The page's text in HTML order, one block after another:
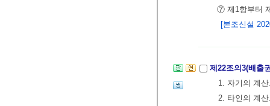
⑦ 제1항부터
[본조신설
제22조의3(배출
1. 자기의 계
2. 타인의 계